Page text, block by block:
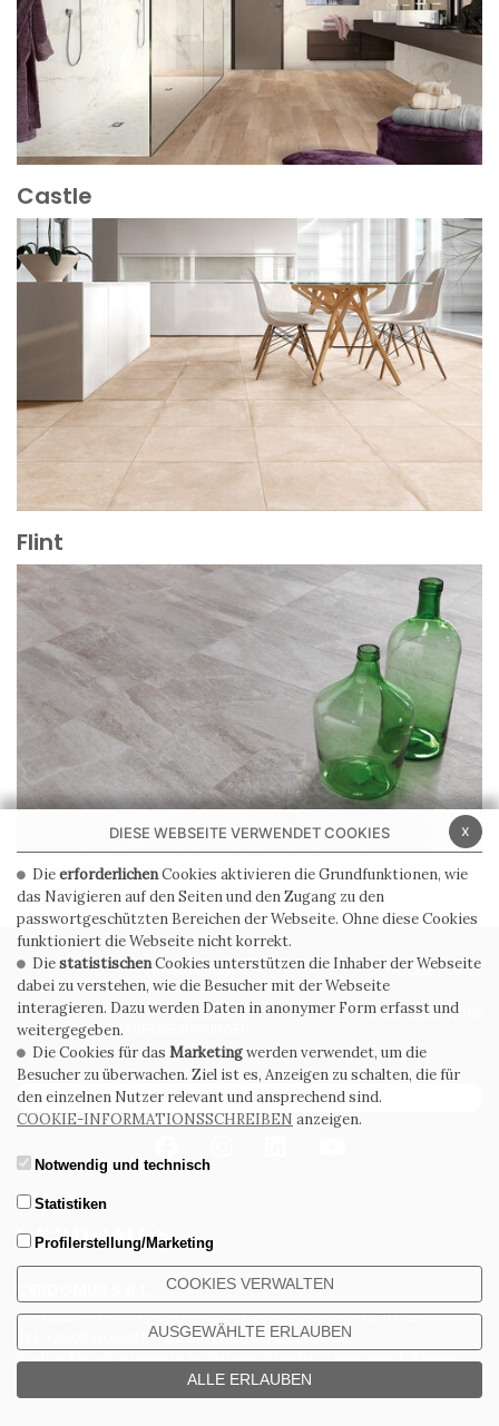
Mehr erfahren
Mehr erfahren
Castle
Mehr erfahren
Flint
Via Emilia Ponente, 1000 - 48014 Castel Bolognese (RA) Italy
Tel. +39.0546.652111 - Email: info@cerdomus.com
Codice Fiscale e numero iscrizione al registro imprese di Ravenna
02620780391 - REA RA 217992 - Capitale Sociale Euro 20.000.000 i.v.
PRIVACY POLICY COOKIE POLICY
ALLGEMEINE
VERKAUFSBEDINGUNGEN
WHISTLEBLOWING
ABONNIEREN SIE DEN NEWSLETTER
x
DIESE WEBSEITE VERWENDET COOKIES
DieerforderlichenCookies aktivieren die Grundfunktionen, wie
das Navigieren auf den Seiten und den Zugang zu den
passwortgeschützten Bereichen der Webseite. Ohne diese Cookies
funktioniert die Webseite nicht korrekt.
DiestatistischenCookies unterstützen die Inhaber der Webseite
dabei zu verstehen, wie die Besucher mit der Webseite
interagieren. Dazu werden Daten in anonymer Form erfasst und
weitergegeben.
Die Cookies für das Marketingwerden verwendet, um die
Besucher zu überwachen. Ziel ist es, Anzeigen zu schalten, die für
den einzelnen Nutzer relevant und ansprechend sind.
COOKIE-INFORMATIONSSCHREIBEN anzeigen.
Notwendig und technisch
Statistiken
Profilerstellung/Marketing
COOKIES VERWALTEN
AUSGEWÄHLTE ERLAUBEN
ALLE ERLAUBEN